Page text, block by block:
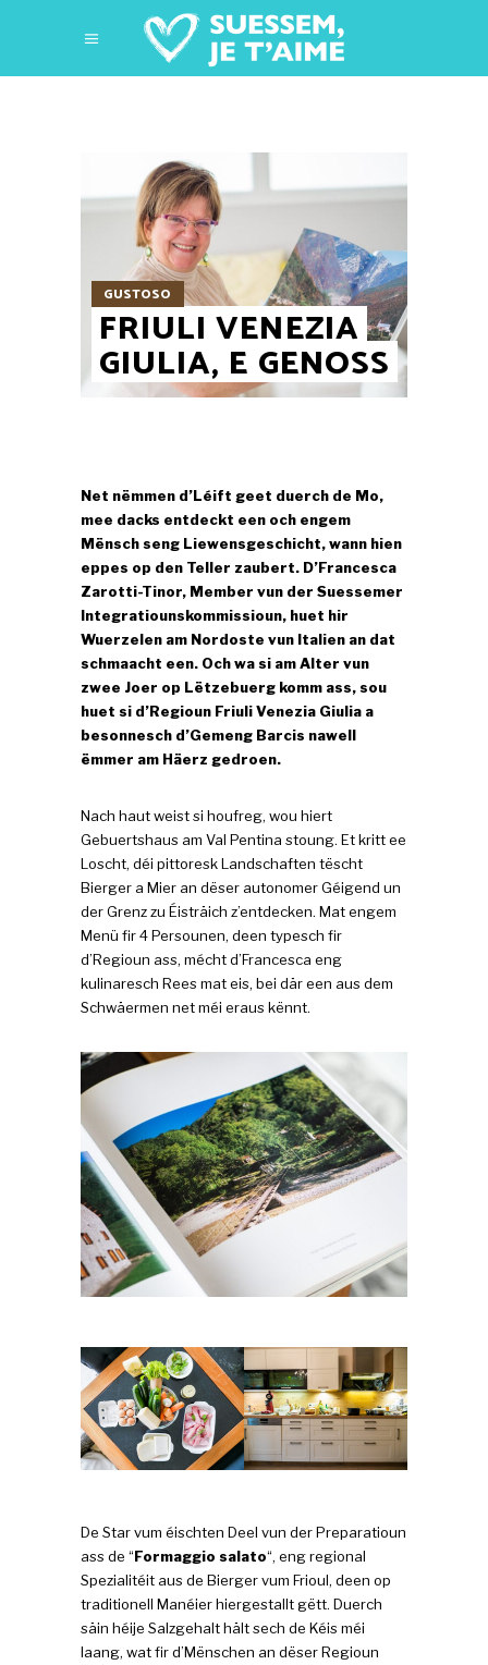
GUSTOSO
FRIULI VENEZIA
GIULIA, E GENOSS
Net nëmmen d’Léift geet duerch de Mo,
mee dacks entdeckt een och engem
Mënsch seng Liewensgeschicht, wann hien
eppes op den Teller zaubert. D’Francesca
Zarotti-Tinor, Member vun der Suessemer
Integratiounskommissioun, huet hir
Wuerzelen am Nordoste vun Italien an dat
schmaacht een. Och wa si am Alter vun
zwee Joer op Lëtzebuerg komm ass, sou
huet si d’Regioun Friuli Venezia Giulia a
besonnesch d’Gemeng Barcis nawell
ëmmer am Häerz gedroen.
Nach haut weist si houfreg, wou hiert
Gebuertshaus am Val Pentina stoung. Et kritt ee
Loscht, déi pittoresk Landschaften tëscht
Bierger a Mier an dëser autonomer Géigend un
der Grenz zu Éisträich z’entdecken. Mat engem
Menü fir 4 Persounen, deen typesch fir
d’Regioun ass, mécht d’Francesca eng
kulinaresch Rees mat eis, bei där een aus dem
Schwäermen net méi eraus kënnt.
De Star vum éischten Deel vun der Preparatioun
ass de “Formaggio salato“, eng regional
Spezialitéit aus de Bierger vum Frioul, deen op
traditionell Manéier hiergestallt gëtt. Duerch
säin héije Salzgehalt hält sech de Kéis méi
laang, wat fir d’Mënschen an dëser Regioun